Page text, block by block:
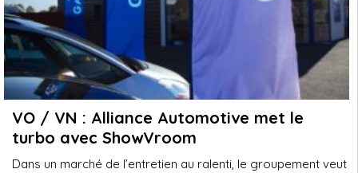
VO / VN : Alliance Automotive met le
turbo avec ShowVroom
Dans un marché de l’entretien au ralenti, le groupement veut